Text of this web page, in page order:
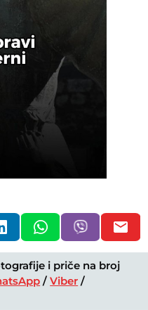
Video
i priče na broj
/Viber /